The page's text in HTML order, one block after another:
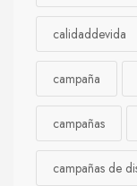
calidaddevida
campaña
campañas
campañas de